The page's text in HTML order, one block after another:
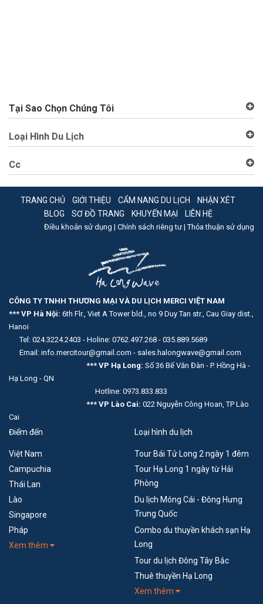
Tại Sao Chọn Chúng Tôi
Loại Hình Du Lịch
Cc
TRANG CHỦ GIỚI THIỆU CẨM NANG DU LỊCH
NHẬN XÉT
BLOG
SƠ ĐỒ TRANG KHUYẾN MẠI LIÊN HỆ
Điều khoản sử dụng | Chính sách riêng tư |Thỏa thuận sử dụng
CÔNG TY TNHH THƯƠNG MẠI VÀ DU LỊCH MERCI VIỆT NAM
*** VP Hà Nội: 6th Flr., Viet A Tower bld., no 9 Duy Tan str., Cau Giay dist.,
Hanoi
Tel: 024.3224.2403 - Holine: 0762.497.268 - 035.889.5689
Email: info.mercitour@gmail.com - sales.halongwave@gmail.com
*** VP Hạ Long: Số 36 Bế Văn Đàn - P. Hồng Hà -
Hạ Long - QN
Hotline: 0973.833.833
*** VP Lào Cai: 022 Nguyễn Công Hoan, TP Lào
Cai
Điểm đến
Việt Nam
Campuchia
Thái Lan
Lào
Singapore
Pháp
Xem thêm
Loại hình du lịch
Tour Bái Tử Long 2 ngày 1 đêm
Tour Hạ Long 1 ngày từ Hải
Phòng
Du lịch Móng Cái - Đông Hưng
Trung Quốc
Combo du thuyền khách sạn Hạ
Long
Tour du lịch Đông Tây Bắc
Thuê thuyền Hạ Long
Xem thêm